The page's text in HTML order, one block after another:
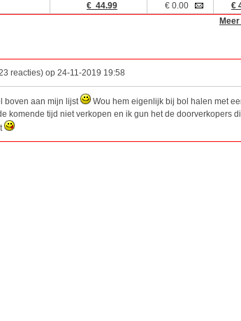
€ 44.99 € 0.00
€
reacties) op 24-11-2019 19:58
boven aan mijn lijst
Wou hem eigenlijk bij bol halen met
komende tijd niet verkopen en ik gun het de doorverkopers